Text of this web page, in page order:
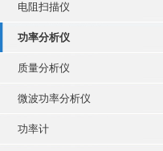
电阻扫描仪
功率分析仪
质量分析仪
微波功率分析仪
功率计